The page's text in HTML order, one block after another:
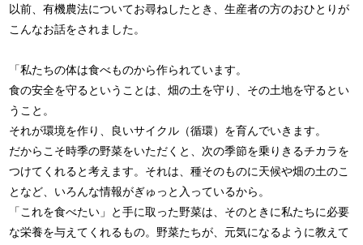
以前、有機農法についてお尋ねしたとき、生産者の方のおひとりが
こんなお話をされました。
「私たちの体は食べものから作られています。
食の安全を守るということは、畑の土を守り、その土地を守るとい
うこと。
それが環境を作り、良いサイクル（循環）を育んでいきます。
だからこそ時季の野菜をいただくと、次の季節を乗りきるチカラを
つけてくれると考えます。それは、種そのものに天候や畑の土のこ
となど、いろんな情報がぎゅっと入っているから。
「これを食べたい」と手に取った野菜は、そのときに私たちに必要
な栄養を与えてくれるもの。野菜たちが、元気になるように教えて